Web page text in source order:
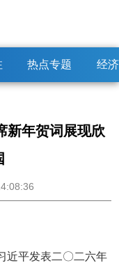
热点专题 经
新年贺词展现欣
近平发表二〇二六年